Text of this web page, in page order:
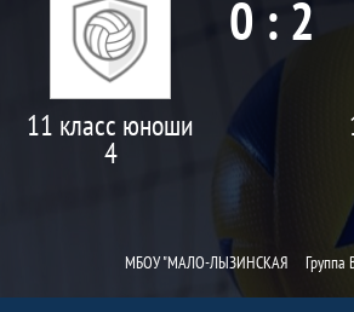
11 класс юноши
4
0 : 2
МБОУ "МАЛО-ЛЫЗИНСКАЯ Группа